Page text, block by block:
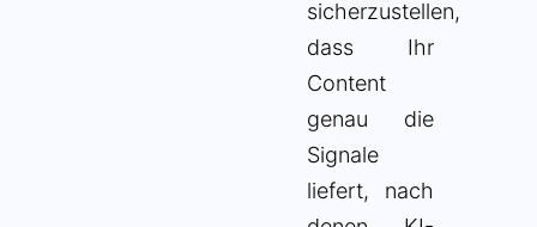
sicherzustellen,
dass Ihr
Content
genau die
Signale
liefert, nach